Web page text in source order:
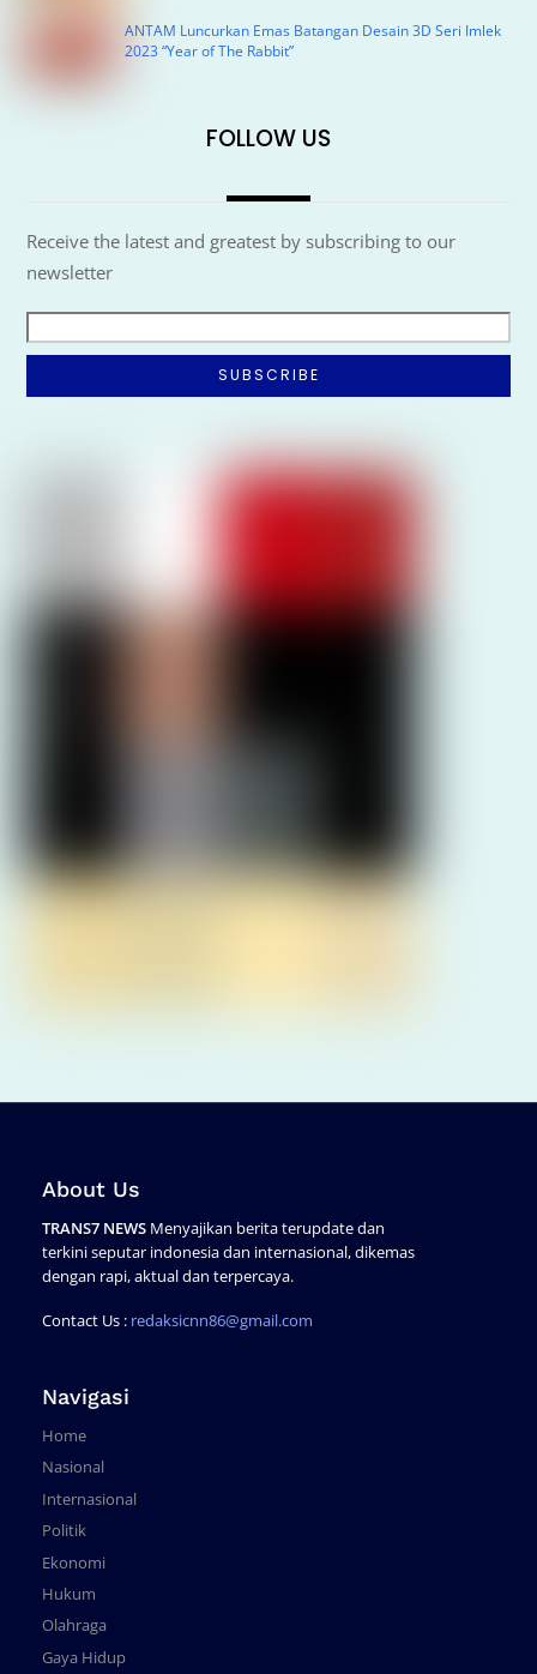
ANTAM Luncurkan Emas Batangan Desain 3D Seri Imlek
2023 “Year of The Rabbit”
FOLLOW US
Receive the latest and greatest by subscribing to our
newsletter
About Us
TRANS7 NEWSMenyajikan berita terupdate dan
terkini seputar indonesia dan internasional, dikemas
dengan rapi, aktual dan terpercaya.
Contact Us : redaksicnn86@gmail.com
Navigasi
Home
Nasional
Internasional
Politik
Ekonomi
Hukum
Olahraga
Gaya Hidup